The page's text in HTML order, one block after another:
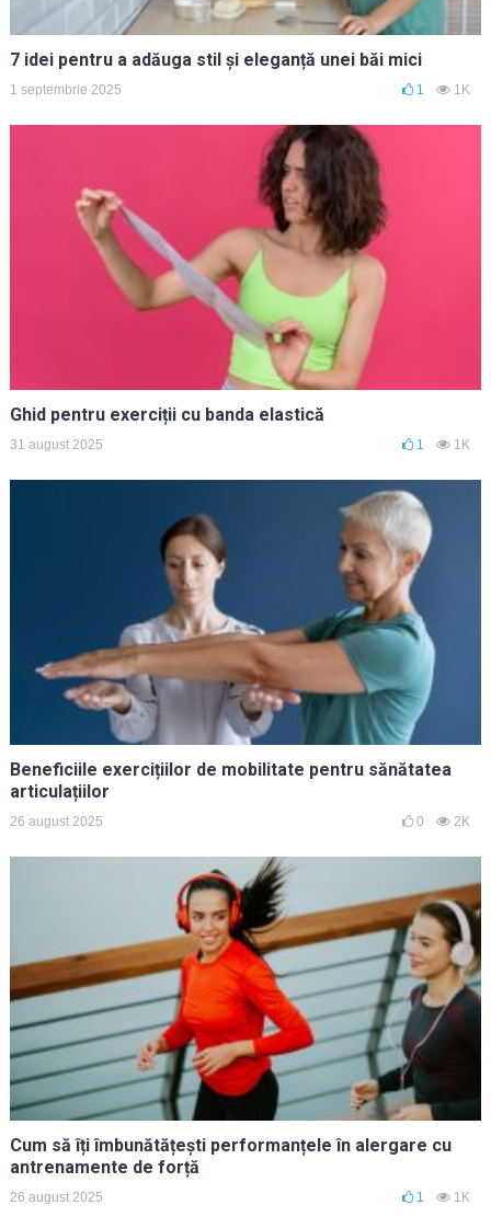
7 idei pentru a adăuga stil și eleganță unei băi mici
1 septembrie 2025 1 1K
Ghid pentru exerciții cu banda elastică
31 august 2025 1 1K
Beneficiile exercițiilor de mobilitate pentru sănătatea
articulațiilor
26 august 2025 0 2K
Cum să îți îmbunătățești performanțele în alergare cu
antrenamente de forță
26 august 2025 1 1K